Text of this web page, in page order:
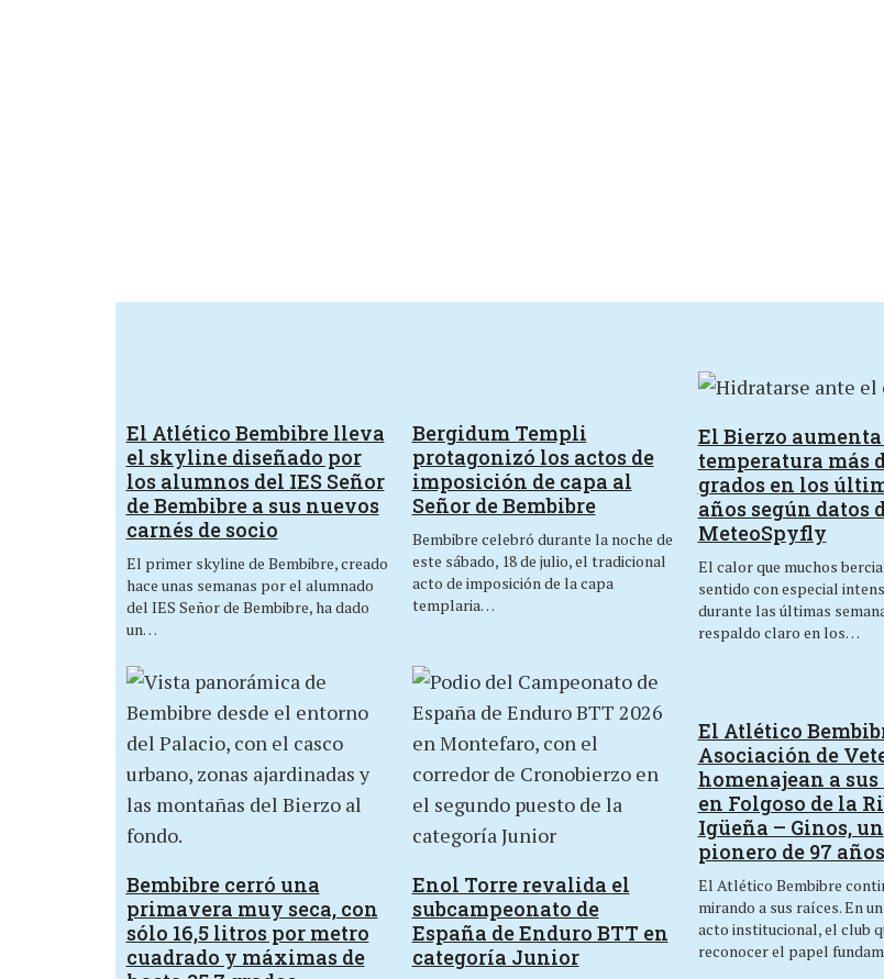
El Atlético Bembibre lleva
el skyline diseñado por
los alumnos del IES Señor
de Bembibre a sus nuevos
carnés de socio
El primer skyline de Bembibre, creado
hace unas semanas por el alumnado
del IES Señor de Bembibre, ha dado
un…
Bergidum Templi
protagonizó los actos de
imposición de capa al
Señor de Bembibre
Bembibre celebró durante la noche de
este sábado, 18 de julio, el tradicional
acto de imposición de la capa
templaria…
El Bierzo aumenta
temperatura más
grados en los
años según datos
MeteoSpyfly
El calor que muchos
sentido con especial
durante las últimas
respaldo claro en los…
Bembibre cerró una
primavera muy seca, con
sólo 16,5 litros por metro
cuadrado y máximas de
Enol Torre revalida el
subcampeonato de
España de Enduro BTT en
categoría Junior
El Atlético
Asociación de
homenajean a
en Folgoso de la
Igüeña – Ginos, un
pionero de 97 años
El Atlético Bembibre
mirando a sus raíces. En
acto institucional, el club
reconocer el papel